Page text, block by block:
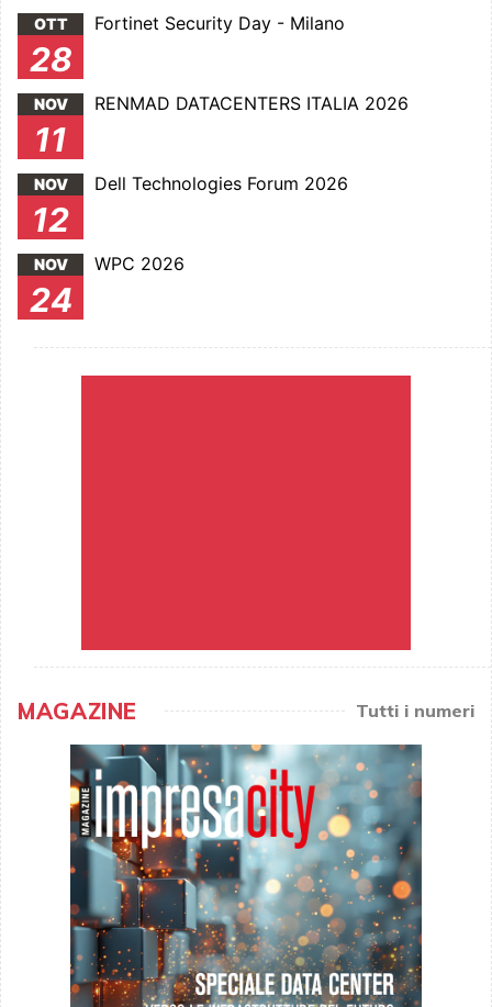
OTT
28
Fortinet Security Day - Milano
NOV
11
RENMAD DATACENTERS ITALIA 2026
NOV
12
Dell Technologies Forum 2026
NOV
24
WPC 2026
MAGAZINE Tutti i numeri